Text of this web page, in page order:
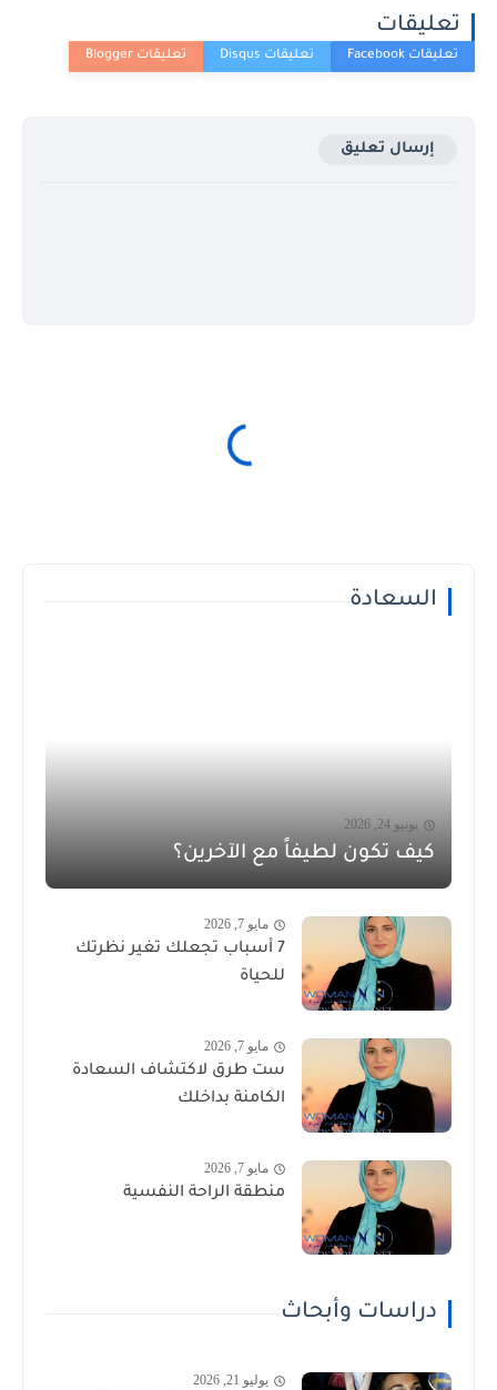
تعليقات
إرسال تعليق
السعادة
يونيو 24, 2026
كيف تكون لطيفاً مع الآخرين؟
مايو 7, 2026
7 أسباب تجعلك تغير نظرتك
للحياة
مايو 7, 2026
ست طرق لاكتشاف السعادة
الكامنة بداخلك
مايو 7, 2026
منطقة الراحة النفسية
دراسات وأبحاث
يوليو 21, 2026